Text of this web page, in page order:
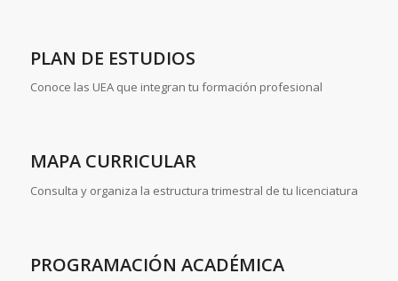
PLAN DE ESTUDIOS
Conoce las UEA que integran tu formación profesional
MAPA CURRICULAR
Consulta y organiza la estructura trimestral de tu licenciatura
PROGRAMACIÓN ACADÉMICA